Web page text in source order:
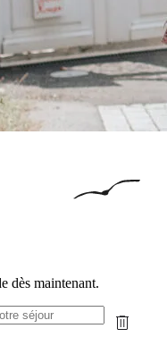
dès maintenant.